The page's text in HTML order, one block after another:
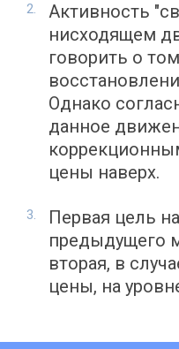
Активность
нисходящем
говорить о
Однако
данное
цены наверх.
Первая цель
предыдущего
вторая, в
цены, на